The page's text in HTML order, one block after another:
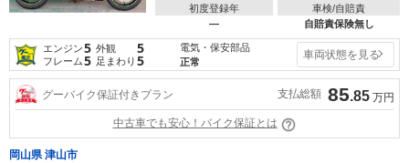
初度登録年
―
車検/自賠責
自賠責保険無し
エンジン5 外観 5
フレーム5 足まわり 5
電気・保安部品
正常
車両状態を見る
グーバイク保証付きプラン 支払総額 85.85 万円
中古車でも安心！バイク保証とは
岡山県 津山市